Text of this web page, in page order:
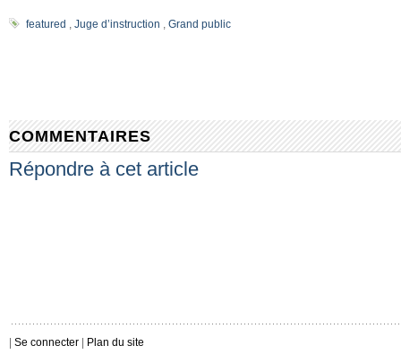
featured , Juge d’instruction , Grand public
COMMENTAIRES
Répondre à cet article
Se connecter Plan du site